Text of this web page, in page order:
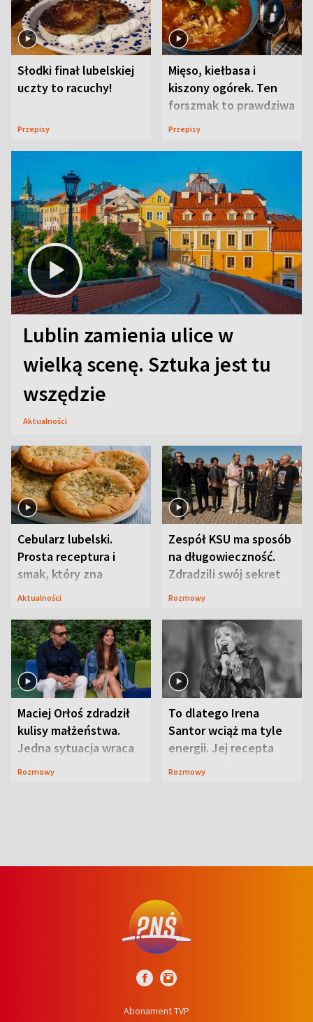
Słodki finał lubelskiej
uczty to racuchy!
Przepisy
Mięso, kiełbasa i
kiszony ogórek. Ten
forszmak to prawdziwa
uczta
Przepisy
Lublin zamienia ulice w
wielką scenę. Sztuka jest tu
wszędzie
Aktualności
Cebularz lubelski.
Prosta receptura i
smak, który zna
Lubelszczyzna
Aktualności
Zespół KSU ma sposób
na długowieczność.
Zdradzili swój sekret
Rozmowy
Maciej Orłoś zdradził
kulisy małżeństwa.
Jedna sytuacja wraca
jak bumerang
Rozmowy
To dlatego Irena
Santor wciąż ma tyle
energii. Jej recepta
jest zaskakująco
Rozmowy
Abonament TVP